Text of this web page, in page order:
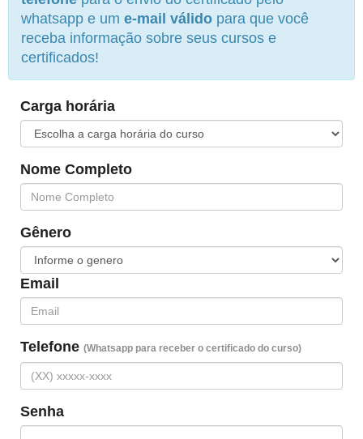
whatsapp e um e-mail válido para que você
receba informação sobre seus cursos e
certificados!
Carga horária
Nome Completo
Gênero
Email
Telefone (Whatsapp para receber o certificado do curso)
Senha